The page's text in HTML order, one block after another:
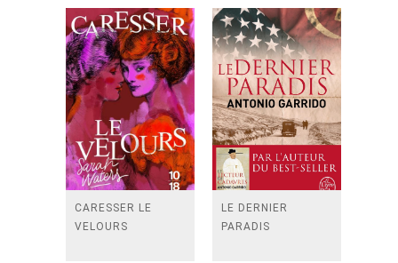
CARESSER LE
VELOURS
LE DERNIER
PARADIS